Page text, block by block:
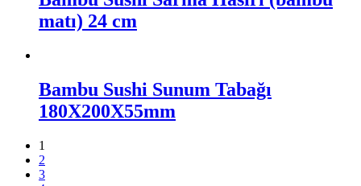
matı) 24 cm
Bambu Sushi Sunum Tabağı
180X200X55mm
1
2
3